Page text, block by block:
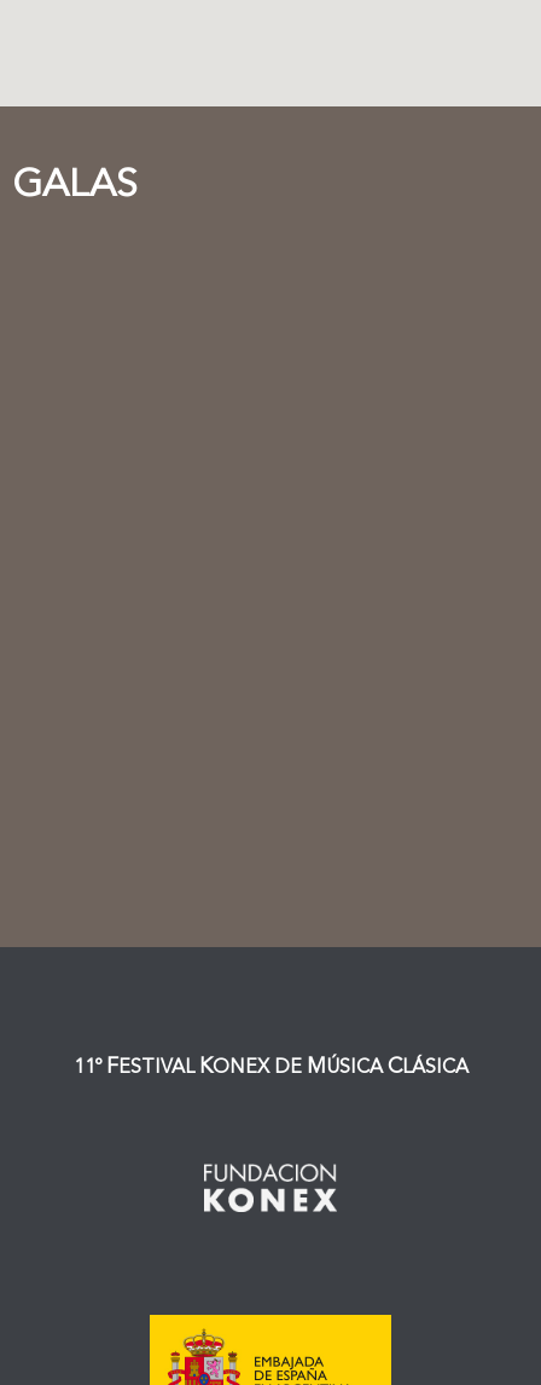
GALAS
11º FESTIVAL KONEX DE M ÚSICACLÁSICA